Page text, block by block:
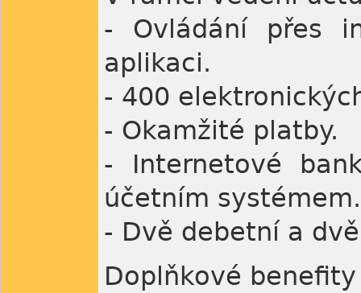
- Ovládání přes
aplikaci.
- 400
- Okamžité platby.
- Internetové
účetním systémem.
- Dvě debetní a
Doplňkové